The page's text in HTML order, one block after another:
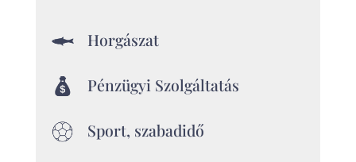
Horgászat
Pénzügyi Szolgáltatás
Sport, szabadidő